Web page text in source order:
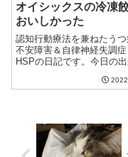
オイシックスの冷凍
おいしかった
認知行動療法を兼ねたうつ
不安障害＆自律神経失調症
HSPの日記です。今日の出
温も上がり、気持ちよく
っと憂鬱。午前中...